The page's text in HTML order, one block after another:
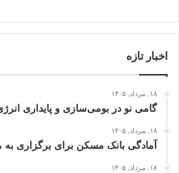
اخبار تازه
۱۸, مرداد, ۱۴۰۵
گامی نو در بومی‌سازی و پایداری
۱۸, مرداد, ۱۴۰۵
آمادگی بانک مسکن برای برگزاری
۱۸, مرداد, ۱۴۰۵